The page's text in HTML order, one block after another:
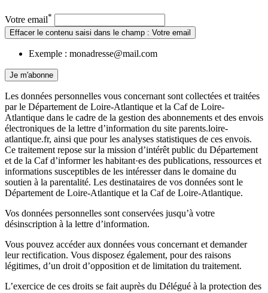
Votre email*
Effacer le contenu saisi dans le champ : Votre email
Exemple : monadresse@mail.com
Je m'abonne
Les données personnelles vous concernant sont collectées et traitées
par le Département de Loire-Atlantique et la Caf de Loire-
Atlantique dans le cadre de la gestion des abonnements et des envois
électroniques de la lettre d’information du site parents.loire-
atlantique.fr, ainsi que pour les analyses statistiques de ces envois.
Ce traitement repose sur la mission d’intérêt public du Département
et de la Caf d’informer les habitant·es des publications, ressources et
informations susceptibles de les intéresser dans le domaine du
soutien à la parentalité. Les destinataires de vos données sont le
Département de Loire-Atlantique et la Caf de Loire-Atlantique.
Vos données personnelles sont conservées jusqu’à votre
désinscription à la lettre d’information.
Vous pouvez accéder aux données vous concernant et demander
leur rectification. Vous disposez également, pour des raisons
légitimes, d’un droit d’opposition et de limitation du traitement.
L’exercice de ces droits se fait auprès du Délégué à la protection des